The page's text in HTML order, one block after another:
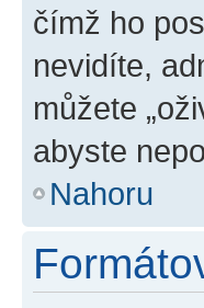
čímž ho
nevidíte,
můžete
abyste
Nahoru